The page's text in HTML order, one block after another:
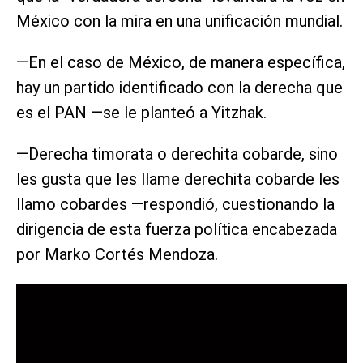
México con la mira en una unificación mundial.
—En el caso de México, de manera específica,
hay un partido identificado con la derecha que
es el PAN —se le planteó a Yitzhak.
—Derecha timorata o derechita cobarde, sino
les gusta que les llame derechita cobarde les
llamo cobardes —respondió, cuestionando la
dirigencia de esta fuerza política encabezada
por Marko Cortés Mendoza.